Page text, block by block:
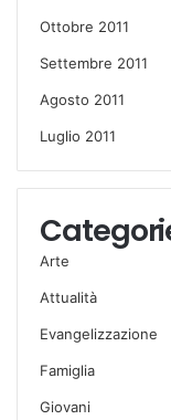
Ottobre 2011
Settembre 2011
Agosto 2011
Luglio 2011
Arte
Attualità
Evangelizzazione
Famiglia
Giovani